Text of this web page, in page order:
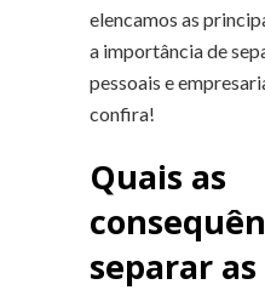
elencamos as
a importância de
pessoais e
confira!
Quais as
separar